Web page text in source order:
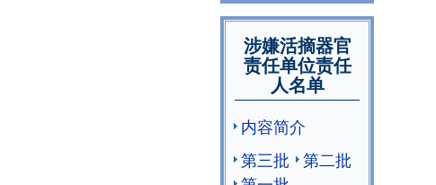
涉嫌活摘器官
责任单位责任
人名单
内容简介
第三批
第二批